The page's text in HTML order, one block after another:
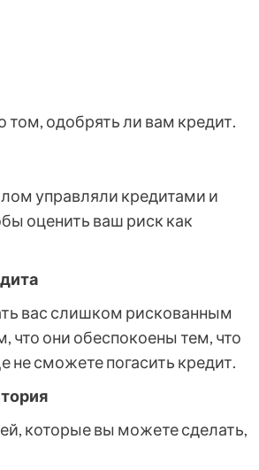
том, одобрять ли вам кредит.
управляли кредитами и
оценить ваш риск как
вас слишком рискованным
что они обеспокоены тем, что
сможете погасить кредит.
которые вы можете сделать,